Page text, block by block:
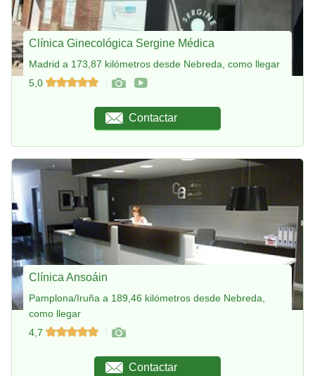
Clínica Ginecológica Sergine Médica
Madrid a 173,87 kilómetros desde Nebreda, como llegar
5,0
Contactar
Clínica Ansoáin
Pamplona/Iruña a 189,46 kilómetros desde Nebreda,
como llegar
4,7
Contactar